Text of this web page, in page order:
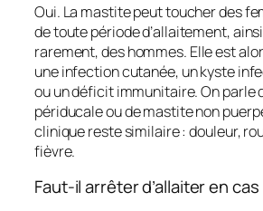
Oui. La mastite peut toucher des
de toute période d’allaitement,
rarement, des hommes. Elle est
une infection cutanée, un kyste
ou un déficit immunitaire. On parle
périducale ou de mastite non
clinique reste similaire : douleur,
fièvre.
Faut-il arrêter d’allaiter en